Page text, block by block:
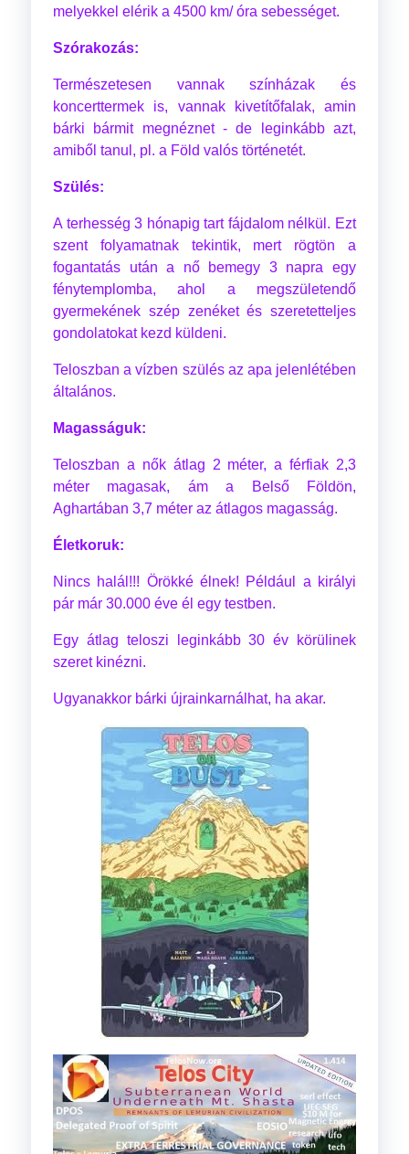
melyekkel elérik a 4500 km/ óra sebességet.
Szórakozás:
Természetesen vannak színházak és
koncerttermek is, vannak kivetítőfalak, amin
bárki bármit megnéznet - de leginkább azt,
amiből tanul, pl. a Föld valós történetét.
Szülés:
A terhesség 3 hónapig tart fájdalom nélkül. Ezt
szent folyamatnak tekintik, mert rögtön a
fogantatás után a nő bemegy 3 napra egy
fénytemplomba, ahol a megszületendő
gyermekének szép zenéket és szeretetteljes
gondolatokat kezd küldeni.
Teloszban a vízben szülés az apa jelenlétében
általános.
Magasságuk:
Teloszban a nők átlag 2 méter, a férfiak 2,3
méter magasak, ám a Belső Földön,
Aghartában 3,7 méter az átlagos magasság.
Életkoruk:
Nincs halál!!! Örökké élnek! Például a királyi
pár már 30.000 éve él egy testben.
Egy átlag teloszi leginkább 30 év körülinek
szeret kinézni.
Ugyanakkor bárki újrainkarnálhat, ha akar.